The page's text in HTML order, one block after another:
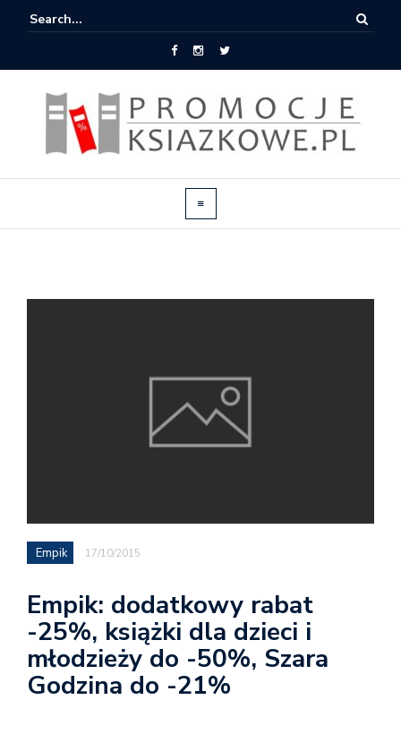
Empik 17/10/2015
Empik: dodatkowy rabat
-25%, książki dla dzieci i
młodzieży do -50%, Szara
Godzina do -21%